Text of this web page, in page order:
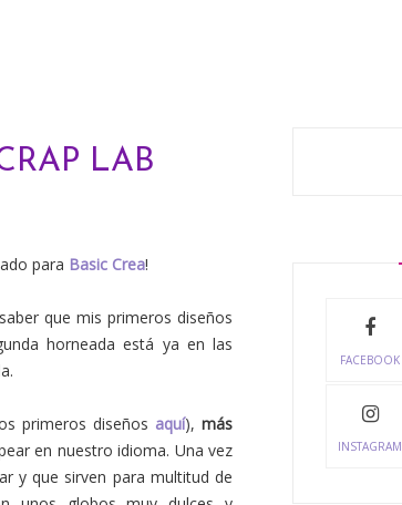
LAB
para Basic Crea!
que mis primeros diseños
horneada está ya en las
primeros diseños aquí), más
en nuestro idioma. Una vez
y que sirven para multitud de
FACEBOOK
INSTAGRAM